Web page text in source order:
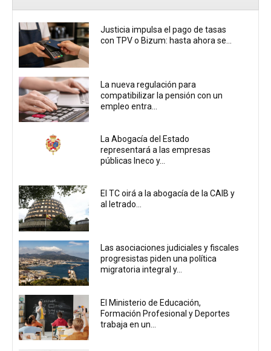
Justicia impulsa el pago de tasas
con TPV o Bizum: hasta ahora se...
La nueva regulación para
compatibilizar la pensión con un
empleo entra...
La Abogacía del Estado
representará a las empresas
públicas Ineco y...
El TC oirá a la abogacía de la CAIB y
al letrado...
Las asociaciones judiciales y fiscales
progresistas piden una política
migratoria integral y...
El Ministerio de Educación,
Formación Profesional y Deportes
trabaja en un...